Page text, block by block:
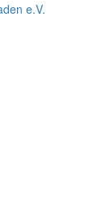
e.V.